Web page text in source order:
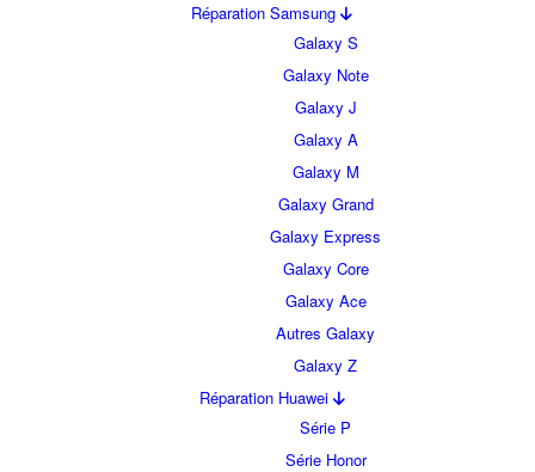
Réparation Samsung
Galaxy S
Galaxy Note
Galaxy J
Galaxy A
Galaxy M
Galaxy Grand
Galaxy Express
Galaxy Core
Galaxy Ace
Autres Galaxy
Galaxy Z
Réparation Huawei
Série P
Série Honor